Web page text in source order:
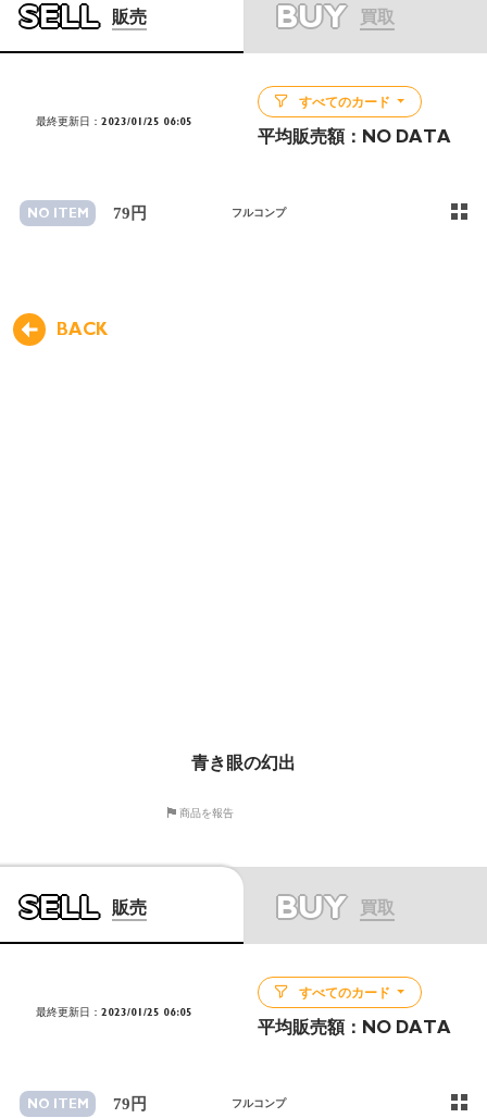
SELL 販売 BUY 買取
最終更新日：2023/01/25 06:05
すべてのカード
平均販売額： NO DATA
NO ITEM 79円 フルコンプ
BACK
青き眼の幻出
商品を報告
SELL 販売 BUY 買取
最終更新日：2023/01/25 06:05
すべてのカード
平均販売額： NO DATA
NO ITEM 79円 フルコンプ